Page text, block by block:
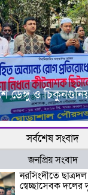
ডেঙ্গু ও
সর্বশেষ সংবাদ
জনপ্রিয় সংবাদ
নরসিংদীতে
স্বেচ্ছাসেবক